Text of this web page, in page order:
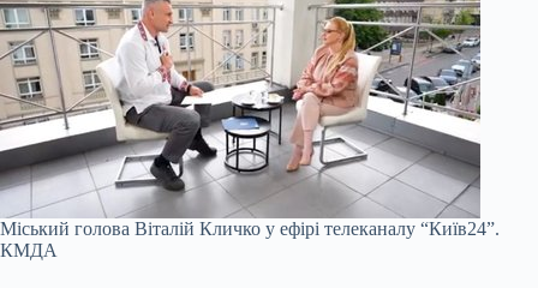
Міський голова Віталій Кличко у ефірі телеканалу “Київ24”.
КМДА